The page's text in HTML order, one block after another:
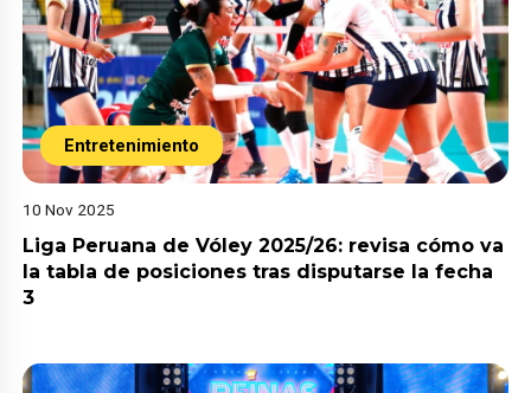
Entretenimiento
10 Nov 2025
Liga Peruana de Vóley 2025/26: revisa cómo va
la tabla de posiciones tras disputarse la fecha
3